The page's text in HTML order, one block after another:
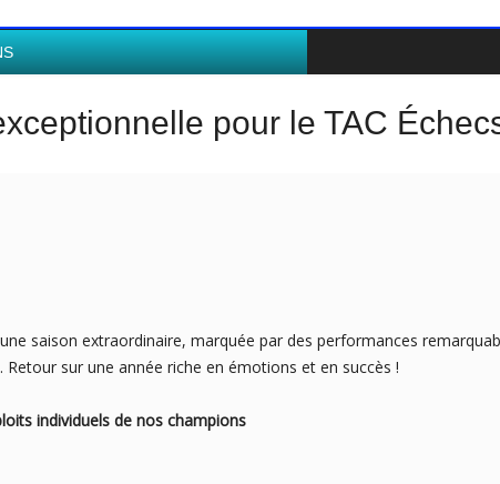
pour le TAC
saison extraordinaire, marquée par des performances
sur une année riche en émotions et en succès !
de nos champions